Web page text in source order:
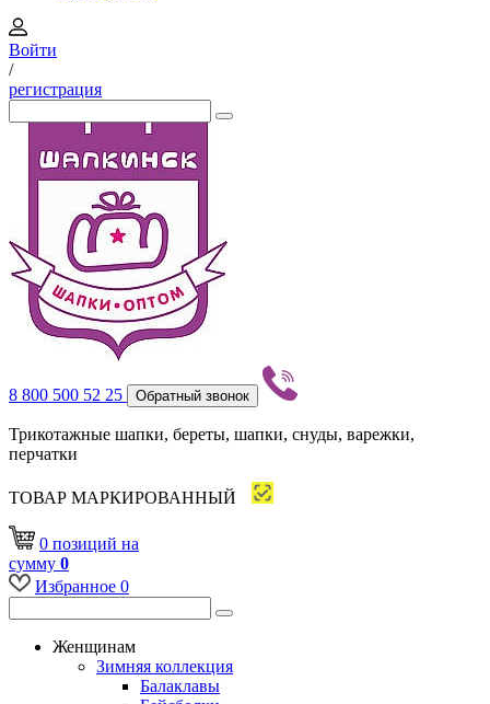
Войти
/
регистрация
8 800 500 52 25 Обратный звонок
Трикотажные шапки, береты, шапки, снуды, варежки,
перчатки
ТОВАР МАРКИРОВАННЫЙ
0 позиций на
сумму 0
Избранное 0
Женщинам
Зимняя коллекция
Балаклавы